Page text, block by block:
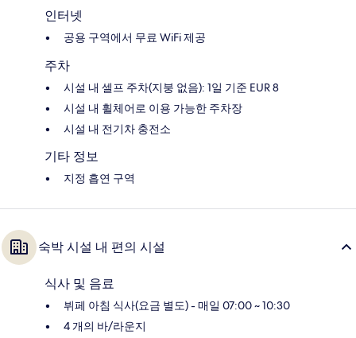
인터넷
공용 구역에서 무료 WiFi 제공
주차
시설 내 셀프 주차(지붕 없음): 1일 기준 EUR 8
시설 내 휠체어로 이용 가능한 주차장
시설 내 전기차 충전소
기타 정보
지정 흡연 구역
숙박 시설 내 편의 시설
식사 및 음료
뷔페 아침 식사(요금 별도) - 매일 07:00 ~ 10:30
4 개의 바/라운지